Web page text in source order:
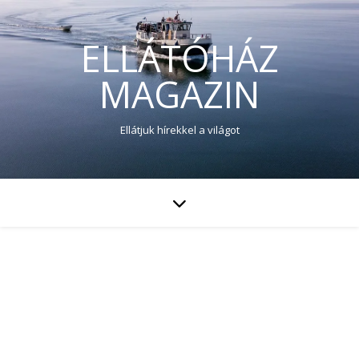
ELLÁTÓHÁZ
MAGAZIN
Ellátjuk hírekkel a világot